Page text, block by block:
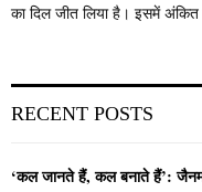
का दिल जीत लिया है। इसमें अंकित
RECENT POSTS
‘कल जानते हैं, कल बनाते हैं’: